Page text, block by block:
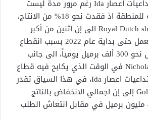
في خليج المكسيك بتداعيات اعصار Ida رغم مرور مدة ليست
بالقصيرة على اجتياحه للمنطقة اذ فقدت نحو 18% من الانتاج،
وقد اشارت شركة Royal Dutch sheell الى إن اثنين من أكبر
حقولها لن تستأنف العمل حتى بداية عام 2022 بسبب انقطاع
الكهرباء مما قد يعطل نحو 300 ألف برميل يومياً، الى جانب
العاصفة الاستوائية Nicholas في الوقت الذي يكابح فيه قطاع
الطاقة الأمريكي من تداعيات اعصار Ida، في هذا السياق تقدر
مؤسسة Goldman sachas إلى إن اجمالي الانخفاض بالناتج
الامريكي يصل الى 40 مليون برميل في مقابل انتعاش الطلب